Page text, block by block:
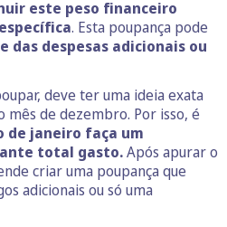
este peso financeiro
. Esta poupança pode
das despesas adicionais ou
deve ter uma ideia exata
mês de dezembro. Por isso, é
de janeiro faça um
total gasto.Após apurar o
criar uma poupança que
adicionais ou só uma